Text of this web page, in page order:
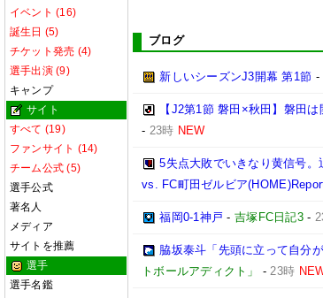
イベント (16)
誕生日 (5)
チケット発売 (4)
選手出演 (9)
キャンプ
サイト
すべて (19)
ファンサイト (14)
チーム公式 (5)
選手公式
著名人
メディア
サイトを推薦
選手
選手名鑑
ブログ
新しいシーズンJ3開幕 第1節 -
【J2第1節 磐田×秋田】磐田
- 23時 NEW
5失点大敗でいきなり黄信号
vs. FC町田ゼルビア(HOME)Report
福岡0-1神戸 - 吉塚FC日記3-
脇坂泰斗「先頭に立って自分
トボールアディクト」
-23時